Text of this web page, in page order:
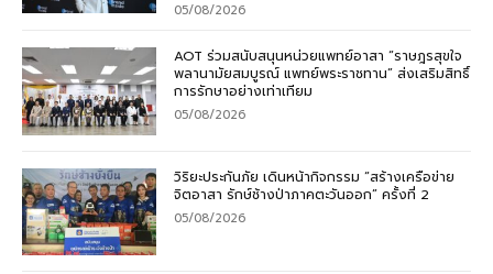
05/08/2026
AOT ร่วมสนับสนุนหน่วยแพทย์อาสา “ราษฎรสุขใจ
พลานามัยสมบูรณ์ แพทย์พระราชทาน” ส่งเสริมสิทธิ์
การรักษาอย่างเท่าเทียม
05/08/2026
วิริยะประกันภัย เดินหน้ากิจกรรม “สร้างเครือข่าย
จิตอาสา รักษ์ช้างป่าภาคตะวันออก” ครั้งที่ 2
05/08/2026